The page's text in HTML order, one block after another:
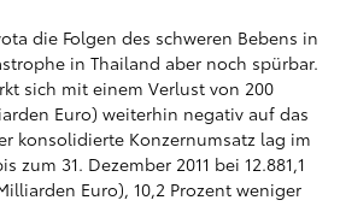
die Folgen des schweren Bebens in
in Thailand aber noch spürbar.
sich mit einem Verlust von 200
Euro) weiterhin negativ auf das
konsolidierte Konzernumsatz lag im
zum 31. Dezember 2011 bei 12.881,1
Euro), 10,2 Prozent weniger